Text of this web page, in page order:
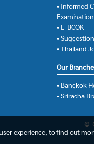
• Informed
• E-BOOK
•
• Thailand
Our
• Bangkok
• Sriracha
©
experience, to find out